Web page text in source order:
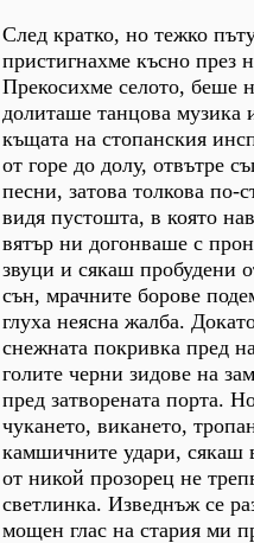
След кратко, но тежко
пристигнахме късно през
Прекосихме селото, беше
долиташе танцова музика
къщата на стопанския
от горе до долу, отвътре
песни, затова толкова по-
видя пустошта, в която
вятър ни догонваше с
звуци и сякаш пробудени
сън, мрачните борове
глуха неясна жалба.
снежната покривка пред
голите черни зидове на
пред затворената порта.
чукането, викането,
камшичните удари, сякаш
от никой прозорец не
светлинка. Изведнъж се
мощен глас на стария ми